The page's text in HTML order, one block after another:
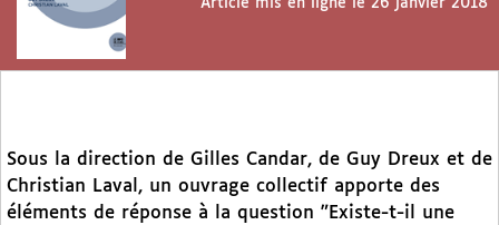
Article mis en ligne le 26 janvier 2018
Sous la direction de Gilles Candar, de Guy Dreux et de
Christian Laval, un ouvrage collectif apporte des
éléments de réponse à la question "Existe-t-il une